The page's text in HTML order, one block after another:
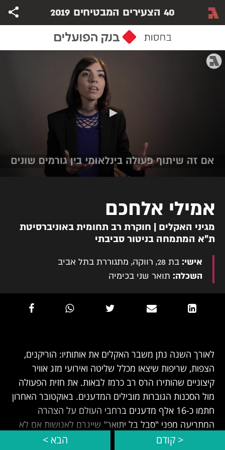
40 הצעירים המבטיחים 2019
אמילי אלחכם
מגיני האקלים | חוקרת רב תחומית באוניברסיטת
ת"א המתמחה בניטור סביבתי
אישי: בת 28, רווקה, מתגוררת בתל אביב
השכלה: תואר שני בכימיה
לאורך השנה נתן משבר האקלים את אותותיו: הוריקנים,
הצפות, שריפות שיצאו מכלל שליטה ואירועי מזג אוויר
קיצוניים שהותירו הרס רב כרמז לבאות. את חזית הפעולה
מול הסכנות הגוברות מובילים המדענים. באוקטובר האחרון
חתמו כ-16 אלף מדענים ברחבי העולם על הצהרה
המתריעה מפני "סבל בל יתואר" שייגרם לאנושות אם לא
נפעל מיד.